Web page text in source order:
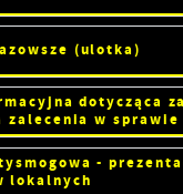
(ulotka)
dotycząca
zalecenia w
-
lokalnych